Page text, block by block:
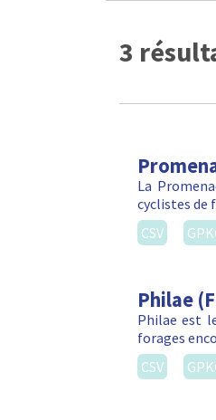
3
La
cyclistes de
CSV
Philae
Philae est
forages
CSV